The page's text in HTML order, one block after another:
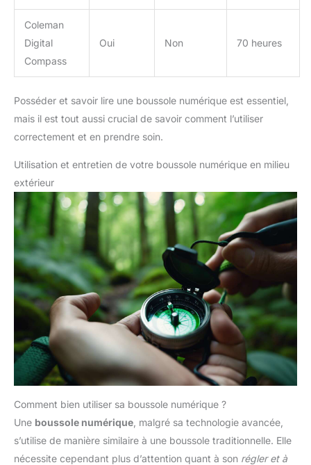
Coleman
Digital
Compass
Oui Non 70 heures
Posséder et savoir lire une boussole numérique est essentiel,
mais il est tout aussi crucial de savoir comment l’utiliser
correctement et en prendre soin.
Utilisation et entretien de votre boussole numérique en milieu
extérieur
Comment bien utiliser sa boussole numérique ?
Une boussole numérique , malgré sa technologie avancée,
s’utilise de manière similaire à une boussole traditionnelle. Elle
nécessite cependant plus d’attention quant à son régler et à